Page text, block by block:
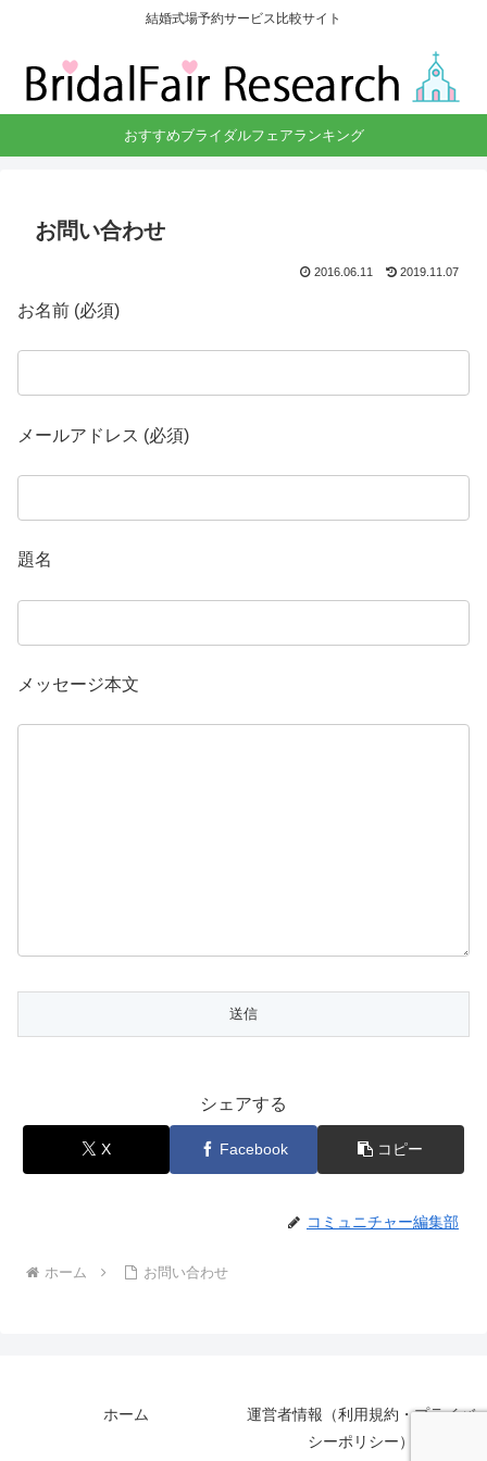
結婚式場予約サービス比較サイト
おすすめブライダルフェアランキング
お問い合わせ
2016.06.11 2019.11.07
お名前 (必須)
メールアドレス (必須)
題名
メッセージ本文
シェアする
X Facebook コピー
コミュニチャー編集部
ホーム お問い合わせ
ホーム
運営者情報（利用規約・プライバ
シーポリシー）